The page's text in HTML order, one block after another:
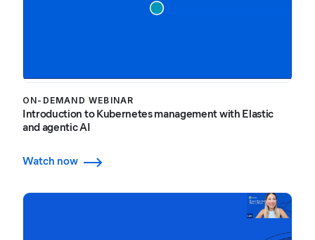
ON-DEMAND WEBINAR
Introduction to Kubernetes management with Elastic
and agentic AI
Watch now